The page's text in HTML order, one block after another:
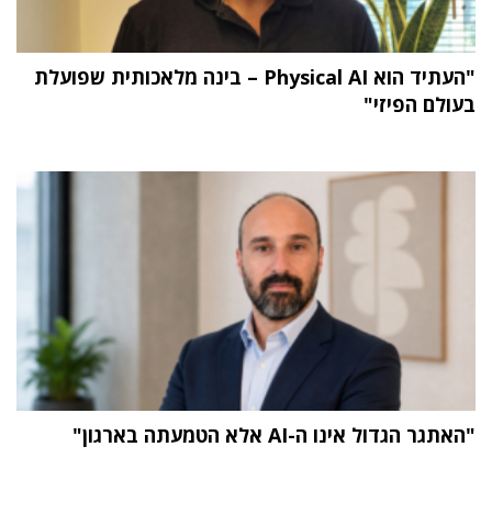
"העתיד הוא Physical AI – בינה מלאכותית שפועלת
בעולם הפיזי"
"האתגר הגדול אינו ה-AI אלא הטמעתה בארגון"